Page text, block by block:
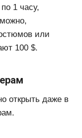
1 часу,
или
100 $.
открыть даже в